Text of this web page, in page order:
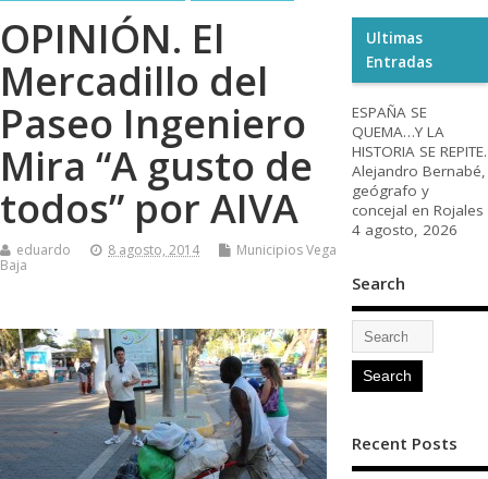
OPINIÓN. El
Mercadillo del
Paseo Ingeniero
Mira “A gusto de
todos” por AIVA
eduardo 8 agosto, 2014
Municipios Vega
Baja
Ultimas
Entradas
ESPAÑA SE
QUEMA…Y LA
HISTORIA SE REPITE.
Alejandro Bernabé,
geógrafo y
concejal en Rojales
4 agosto, 2026
Search
Recent Posts